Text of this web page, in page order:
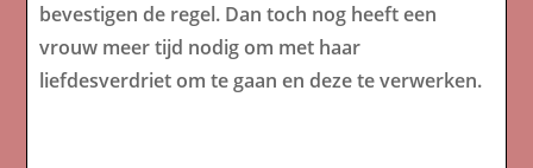
bevestigen de regel. Dan toch nog heeft een
vrouw meer tijd nodig om met haar
liefdesverdriet om te gaan en deze te verwerken.